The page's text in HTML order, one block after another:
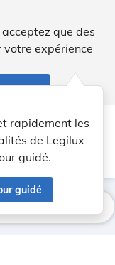
que des
votre expérience
Aiderapidement les
de Legilux
guidé.
guidé
light_mode dark_mode